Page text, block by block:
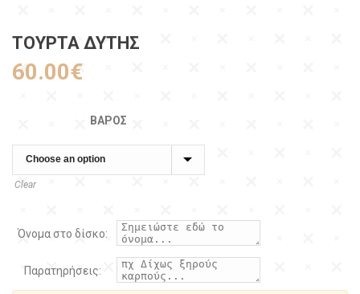
ΤΟΥΡΤΑ ΔΎΤΗΣ
60.00€
ΒΆΡΟΣ
Clear
Όνομα στο δίσκο:
Παρατηρήσεις: